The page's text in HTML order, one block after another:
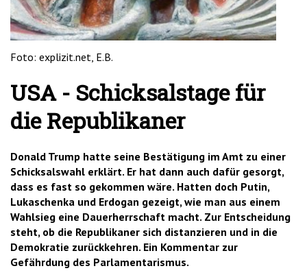
Foto: explizit.net, E.B.
USA - Schicksalstage für
die Republikaner
Donald Trump hatte seine Bestätigung im Amt zu einer
Schicksalswahl erklärt. Er hat dann auch dafür gesorgt,
dass es fast so gekommen wäre. Hatten doch Putin,
Lukaschenka und Erdogan gezeigt, wie man aus einem
Wahlsieg eine Dauerherrschaft macht. Zur Entscheidung
steht, ob die Republikaner sich distanzieren und in die
Demokratie zurückkehren. Ein Kommentar zur
Gefährdung des Parlamentarismus.